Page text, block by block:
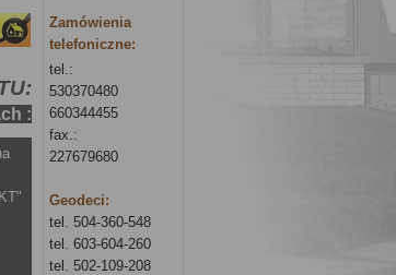
:
Zamówienia
telefoniczne:
tel.:
530370480
660344455
fax.:
227679680
Geodeci:
tel. 504-360-548
tel. 603-604-260
tel. 502-109-208